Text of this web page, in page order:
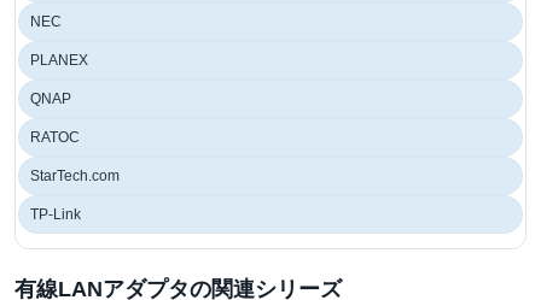
NEC
PLANEX
QNAP
RATOC
StarTech.com
TP-Link
有線LANアダプタの関連シリーズ